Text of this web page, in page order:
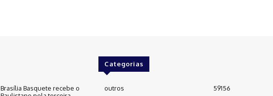
Brasília Basquete recebe o
Categorias
outros
59156